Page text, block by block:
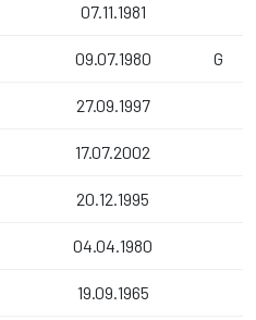
07.11.1981
09.07.1980 G
27.09.1997
17.07.2002
20.12.1995
04.04.1980
19.09.1965